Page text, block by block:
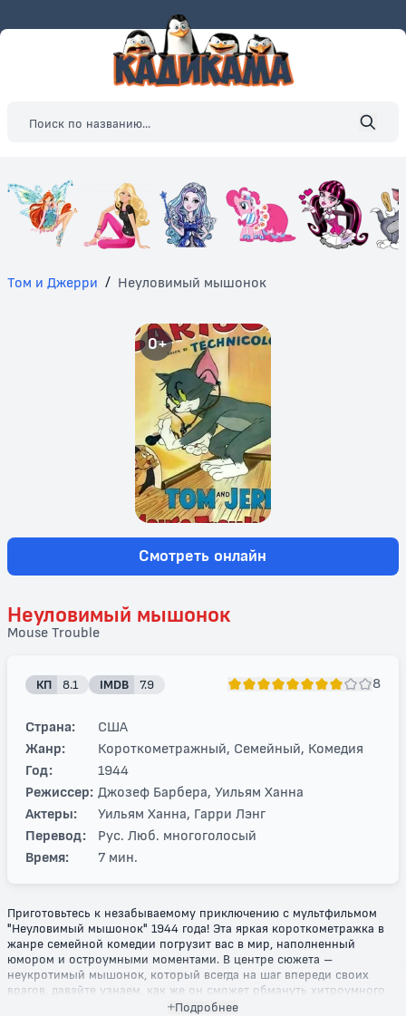
Том и Джерри / Неуловимый мышонок
0+
Смотреть онлайн
Неуловимый мышонок
Mouse Trouble
КП 8.1 IMDB 7.9 8
Страна:
США
Жанр:
Короткометражный, Семейный, Комедия
Год:
1944
Режиссер: Джозеф Барбера, Уильям Ханна
Актеры:
Уильям Ханна, Гарри Лэнг
Перевод:
Рус. Люб. многоголосый
Время:
7 мин.
Приготовьтесь к незабываемому приключению с мультфильмом
"Неуловимый мышонок" 1944 года! Эта яркая короткометражка в
жанре семейной комедии погрузит вас в мир, наполненный
юмором и остроумными моментами. В центре сюжета –
неукротимый мышонок, который всегда на шаг впереди своих
врагов, давайте узнаем, как же он сможет обмануть хитроумного
Подробнее